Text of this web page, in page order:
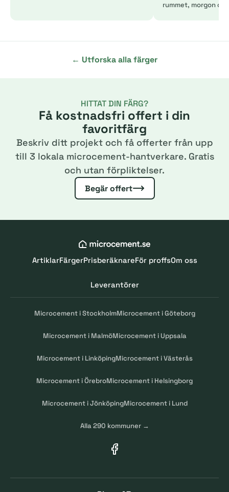
rummet, morgon
← Utforska alla färger
HITTAT DIN FÄRG?
Få kostnadsfri offert i din
favoritfärg
Beskriv ditt projekt och få offerter från upp
till 3 lokala microcement-hantverkare. Gratis
och utan förpliktelser.
Begär offert
ArtiklarFärgerPrisberäknareFör proffsOm oss
Leverantörer
Microcement i StockholmMicrocement i Göteborg
Microcement i MalmöMicrocement i Uppsala
Microcement i LinköpingMicrocement i Västerås
Microcement i ÖrebroMicrocement i Helsingborg
Microcement i JönköpingMicrocement i Lund
Alla 290 kommuner →